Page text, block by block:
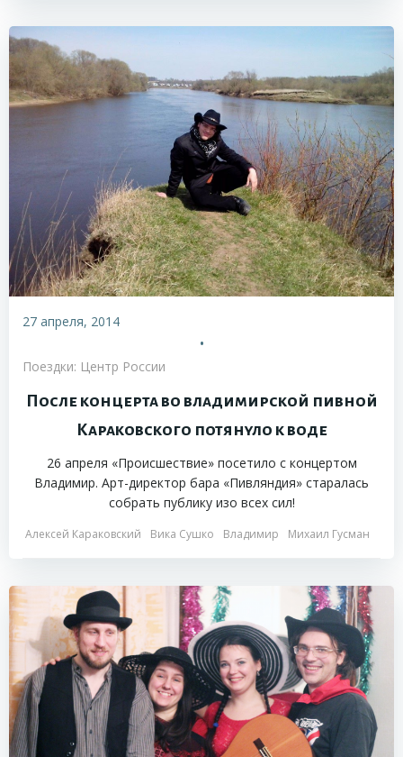
27 апреля, 2014
•
Поездки: Центр России
После концерта во владимирской пивной
Караковского потянуло к воде
26 апреля «Происшествие» посетило с концертом
Владимир. Арт-директор бара «Пивляндия» старалась
собрать публику изо всех сил!
Алексей Караковский Вика Сушко Владимир Михаил Гусман